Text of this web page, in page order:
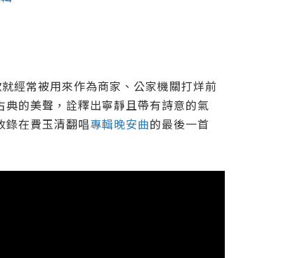
經常被用來作為商家、公家機關打烊前
的美聲，詮釋出寧靜且帶有詩意的氣
錄在費玉清翻唱專輯晚安曲的最後一首